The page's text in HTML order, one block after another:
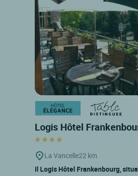
Logis Hôtel
La Vancelle22 km
Il Logis Hôtel Frankenbourg,